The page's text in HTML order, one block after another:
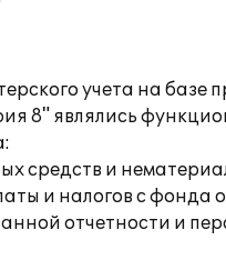
учета на
8" являлись
средств и
и налогов с фонда
отчетности и